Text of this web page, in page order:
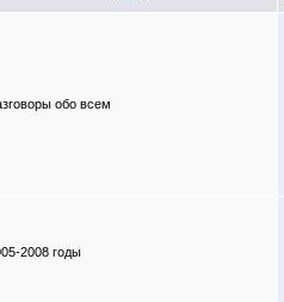
обо всем
2008 годы